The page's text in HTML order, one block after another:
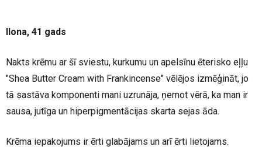
Ilona, 41 gads
Nakts krēmu ar šī sviestu, kurkumu un apelsīnu ēterisko eļļu
"Shea Butter Cream with Frankincense" vēlējos izmēģināt, jo
tā sastāva komponenti mani uzrunāja, ņemot vērā, ka man ir
sausa, jutīga un hiperpigmentācijas skarta sejas āda.
Krēma iepakojums ir ērti glabājams un arī ērti lietojams.